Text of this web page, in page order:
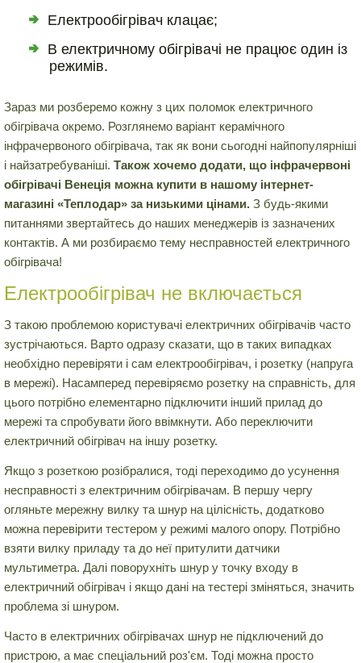
Електрообігрівач клацає;
В електричному обігрівачі не працює один із
режимів.
Зараз ми розберемо кожну з цих поломок електричного
обігрівача окремо. Розглянемо варіант керамічного
інфрачервоного обігрівача, так як вони сьогодні найпопулярніші
і найзатребуваніші. Також хочемо додати, що інфрачервоні
обігрівачі Венеція можна купити в нашому інтернет-
магазині «Теплодар» за низькими цінами. З будь-якими
питаннями звертайтесь до наших менеджерів із зазначених
контактів. А ми розбираємо тему несправностей електричного
обігрівача!
Електрообігрівач не включається
З такою проблемою користувачі електричних обігрівачів часто
зустрічаються. Варто одразу сказати, що в таких випадках
необхідно перевіряти і сам електрообігрівач, і розетку (напруга
в мережі). Насамперед перевіряємо розетку на справність, для
цього потрібно елементарно підключити інший прилад до
мережі та спробувати його ввімкнути. Або переключити
електричний обігрівач на іншу розетку.
Якщо з розеткою розібралися, тоді переходимо до усунення
несправності з електричним обігрівачам. В першу чергу
огляньте мережну вилку та шнур на цілісність, додатково
можна перевірити тестером у режимі малого опору. Потрібно
взяти вилку приладу та до неї притулити датчики
мультиметра. Далі поворухніть шнур у точку входу в
електричний обігрівач і якщо дані на тестері зміняться, значить
проблема зі шнуром.
Часто в електричних обігрівачах шнур не підключений до
пристрою, а має спеціальний роз'єм. Тоді можна просто